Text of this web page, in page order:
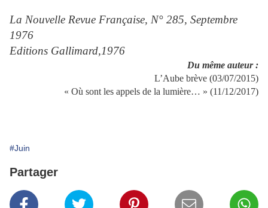
La Nouvelle Revue Française, N° 285, Septembre
1976
Editions Gallimard,1976
Du même auteur :
L’Aube brève (03/07/2015)
« Où sont les appels de la lumière… » (11/12/2017)
#Juin
Partager